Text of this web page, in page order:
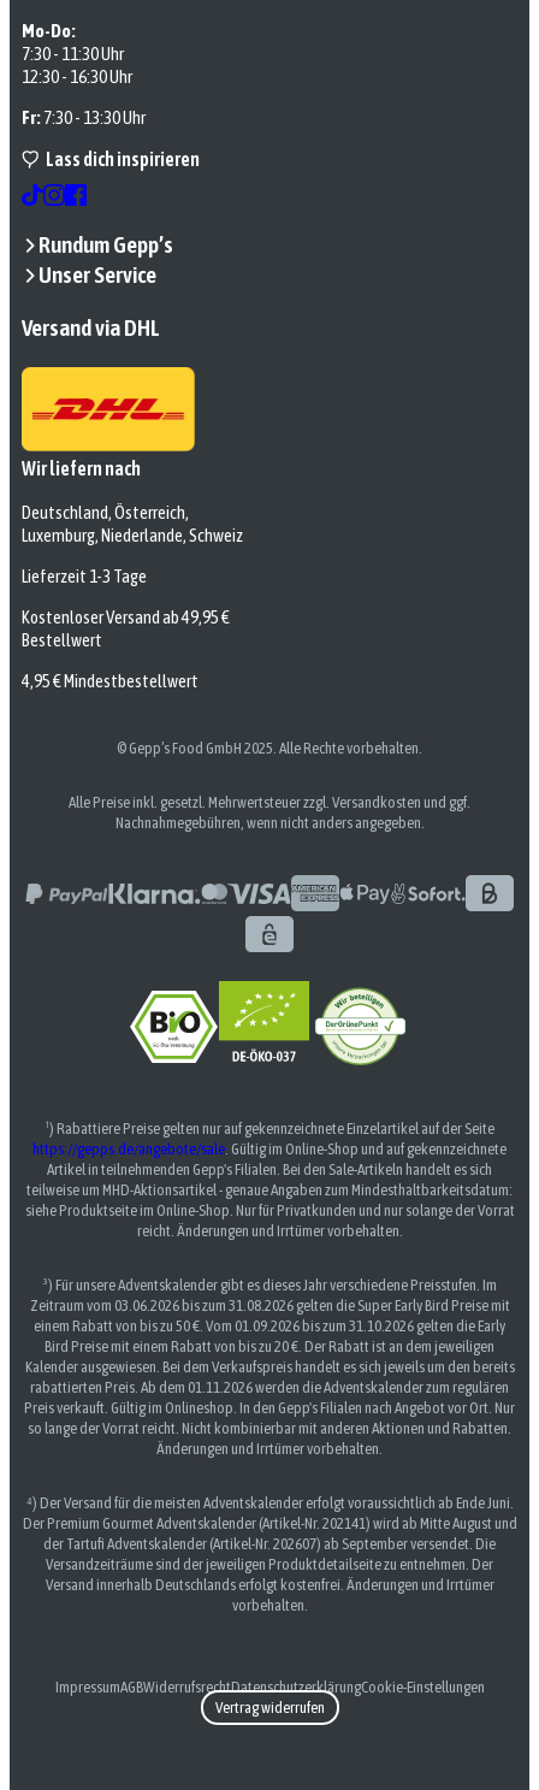
Mo-Do:
7:30 - 11:30 Uhr
12:30 - 16:30 Uhr
Fr:7:30 - 13:30 Uhr
Lass dich inspirieren
Rundum Gepp’s
Unser Service
Versand via DHL
Wir liefern nach
Deutschland, Österreich,
Luxemburg, Niederlande, Schweiz
Lieferzeit 1-3 Tage
Kostenloser Versand ab 49,95 €
Bestellwert
4,95 € Mindestbestellwert
© Gepp’s Food GmbH 2025. Alle Rechte vorbehalten.
Alle Preise inkl. gesetzl. Mehrwertsteuer zzgl. Versandkosten und ggf.
Nachnahmegebühren, wenn nicht anders angegeben.
¹) Rabattiere Preise gelten nur auf gekennzeichnete Einzelartikel auf der Seite
https://gepps.de/angebote/sale . Gültig im Online-Shop und auf gekennzeichnete
Artikel in teilnehmenden Gepp's Filialen. Bei den Sale-Artikeln handelt es sich
teilweise um MHD-Aktionsartikel - genaue Angaben zum Mindesthaltbarkeitsdatum:
siehe Produktseite im Online-Shop. Nur für Privatkunden und nur solange der Vorrat
reicht. Änderungen und Irrtümer vorbehalten.
³) Für unsere Adventskalender gibt es dieses Jahr verschiedene Preisstufen. Im
Zeitraum vom 03.06.2026 bis zum 31.08.2026 gelten die Super Early Bird Preise mit
einem Rabatt von bis zu 50 €. Vom 01.09.2026 bis zum 31.10.2026 gelten die Early
Bird Preise mit einem Rabatt von bis zu 20 €. Der Rabatt ist an dem jeweiligen
Kalender ausgewiesen. Bei dem Verkaufspreis handelt es sich jeweils um den bereits
rabattierten Preis. Ab dem 01.11.2026 werden die Adventskalender zum regulären
Preis verkauft. Gültig im Onlineshop. In den Gepp's Filialen nach Angebot vor Ort. Nur
so lange der Vorrat reicht. Nicht kombinierbar mit anderen Aktionen und Rabatten.
Änderungen und Irrtümer vorbehalten.
⁴) Der Versand für die meisten Adventskalender erfolgt voraussichtlich ab Ende Juni.
Der Premium Gourmet Adventskalender (Artikel-Nr. 202141) wird ab Mitte August und
der Tartufi Adventskalender (Artikel-Nr. 202607) ab September versendet. Die
Versandzeiträume sind der jeweiligen Produktdetailseite zu entnehmen. Der
Versand innerhalb Deutschlands erfolgt kostenfrei. Änderungen und Irrtümer
vorbehalten.
ImpressumAGBWiderrufsrechtDatenschutzerklärungCookie-Einstellungen
Vertrag widerrufen